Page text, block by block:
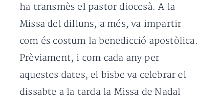
ha transmès el pastor diocesà. A la
Missa del dilluns, a més, va impartir
com és costum la benedicció apostòlica.
Prèviament, i com cada any per
aquestes dates, el bisbe va celebrar el
dissabte a la tarda la Missa de Nadal